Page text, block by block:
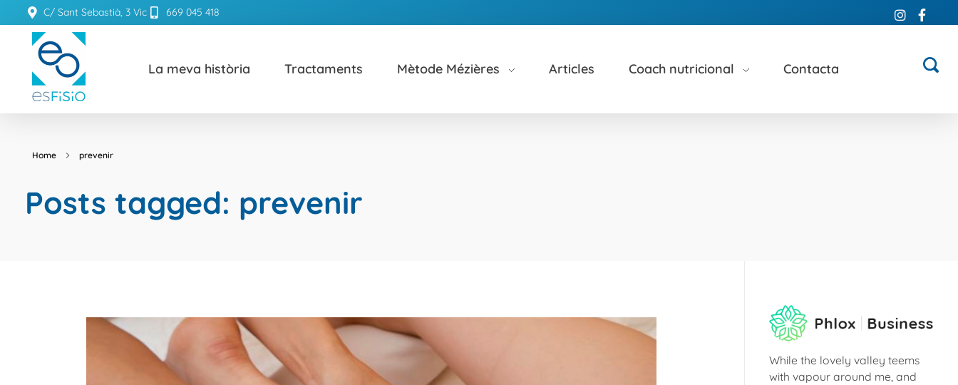
C/ Sant Sebastià, 3 Vic 669 045 418
ESFISIO
La meva història Tractaments Mètode Mézières Articles Coach nutricional Contacta
Home prevenir
Posts tagged: prevenir
While the lovely valley teems
with vapour around me, and